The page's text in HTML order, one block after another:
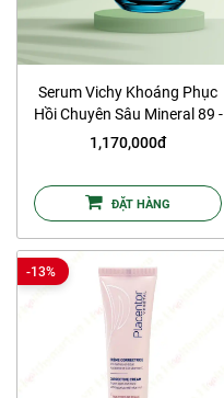
Serum Vichy Khoáng Phục
Hồi Chuyên Sâu Mineral 89 -
75ml
1,170,000đ
ĐẶT HÀNG
-13%